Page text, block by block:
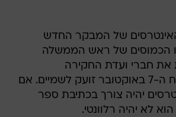
האינטרסים של המבקר החדש
הכמוסים של ראש הממשלה
את חברי ועדת החקירה
הממשלתית לטבח ה-7 באוקטובר זועק לשמיים. אם
יהיה צורך בכתיבת ספר
לא יהיה רלוונטי.